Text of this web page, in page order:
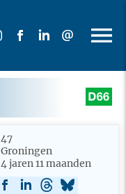
47
Groningen
4 jaren 11 maanden